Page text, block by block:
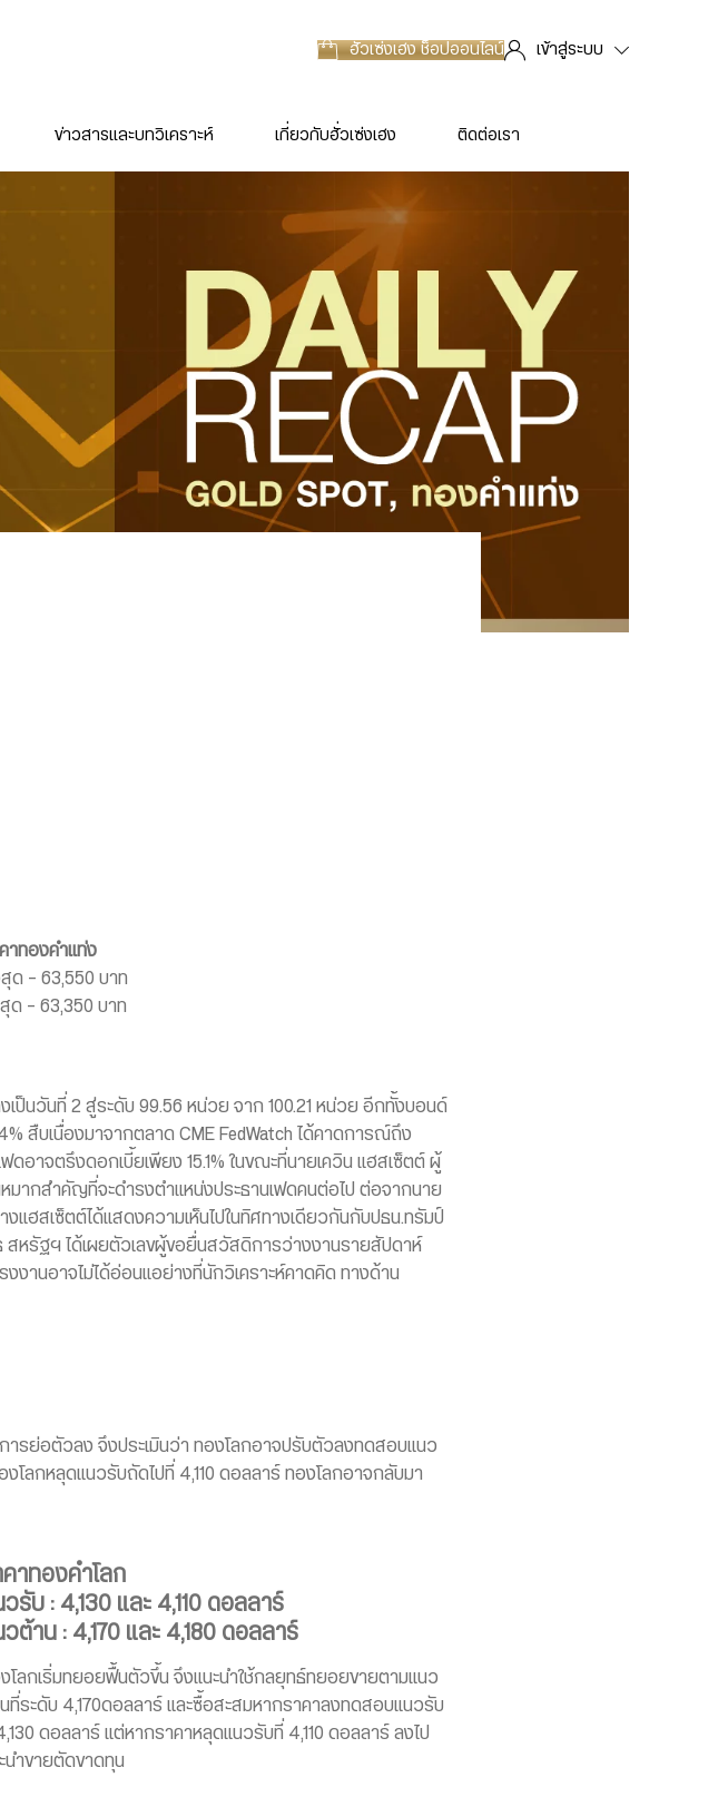
ฮั่วเซ่งเฮงช็อปออนไลน์ เข้าสู่ระบบ
ข่าวสารและบทวิเคราะห์ เกี่ยวกับฮั่วเซ่งเฮง ติดต่อเรา
าทองคำแท่ง
ด – 63,550 บาท
ด – 63,350 บาท
ป็นวันที่ 2 สู่ระดับ 99.56 หน่วย จาก 100.21 หน่วย อีกทั้งบอนด์
สืบเนื่องมาจากตลาด CME FedWatch ได้คาดการณ์ถึง
อาจตรึงดอกเบี้ยเพียง 15.1% ในขณะที่นายเควิน แฮสเซ็ตต์ ผู้
มากสำคัญที่จะดำรงตำแหน่งประธานเฟดคนต่อไป ต่อจากนาย
แฮสเซ็ตต์ได้แสดงความเห็นไปในทิศทางเดียวกันกับปธน.ทรัมป์
หรัฐฯ ได้เผยตัวเลขผู้ขอยื่นสวัสดิการว่างงานรายสัปดาห์
งานอาจไม่ได้อ่อนแอย่างที่นักวิเคราะห์คาดคิด ทางด้าน
ารย่อตัวลง จึงประเมินว่า ทองโลกอาจปรับตัวลงทดสอบแนว
โลกหลุดแนวรับถัดไปที่ 4,110 ดอลลาร์ ทองโลกอาจกลับมา
คาทองคำโลก
วรับ : 4,130 และ 4,110 ดอลลาร์
วต้าน : 4,170 และ 4,180 ดอลลาร์
โลกเริ่มทยอยฟื้นตัวขึ้น จึงแนะนำใช้กลยุทธ์ทยอยขายตามแนว
ที่ระดับ 4,170ดอลลาร์ และซื้อสะสมหากราคาลงทดสอบแนวรับ
ดอลลาร์ แต่หากราคาหลุดแนวรับที่ 4,110 ดอลลาร์ ลงไป
นำขายตัดขาดทุน